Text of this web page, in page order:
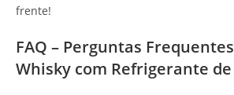
frente!
FAQ – Perguntas
Whisky com Refrigerante